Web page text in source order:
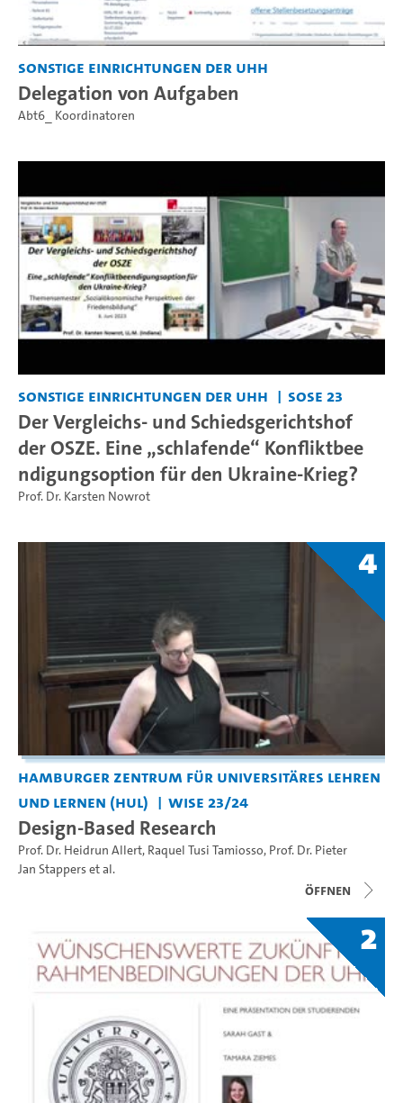
Sonstige Einrichtungen der UHH
Delegation von Aufgaben
Abt6_ Koordinatoren
Sonstige Einrichtungen der UHH SoSe 23
Der Vergleichs- und Schiedsgerichtshof
der OSZE. Eine „schlafende“ Konfliktbee
ndigungsoption für den Ukraine-Krieg?
Prof. Dr. Karsten Nowrot
4
Hamburger Zentrum für Universitäres Lehren
und Lernen (HUL)
WiSe 23/24
Design-Based Research
Prof. Dr. Heidrun Allert, Raquel Tusi Tamiosso, Prof. Dr. Pieter
Jan Stapperset al.
Öffnen
2